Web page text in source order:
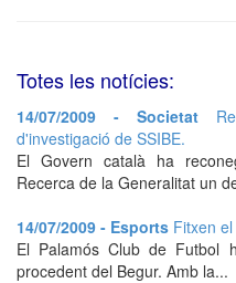
Totes les notícies:
14/07/2009 - Societat
d'investigació de SSIBE.
El Govern català ha
Recerca de la Generalitat un
14/07/2009 - Esports Fitxen
El Palamós Club de Futbol
procedent del Begur. Amb la...